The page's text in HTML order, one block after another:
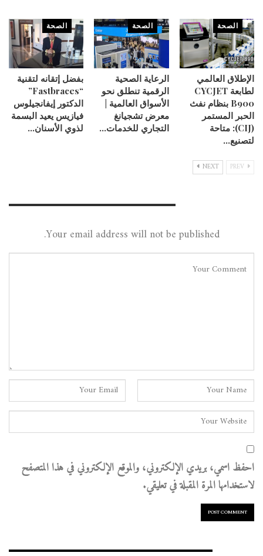
الصحة
الإطلاق العالمي
لطابعة CYCJET
B900 بنظام نفث
الحبر المستمر
(CIJ): متاحة
لتصنيع…
الصحة
الرعاية الصحية
الرقمية تنطلق نحو
الأسواق العالمية |
معرض تشجيانغ
التجاري للخدمات…
الصحة
بفضل إتقانه لتقنية
“Fastbraces”
الدكتور إيفانجيلوس
فيازيس يعيد البسمة
لذوي الأسنان…
NEXT
Your email address will not be published.
احفظ اسمي، بريدي الإلكتروني، والموقع الإلكتروني في هذا المتصفح
لاستخدامها المرة المقبلة في تعليقي.